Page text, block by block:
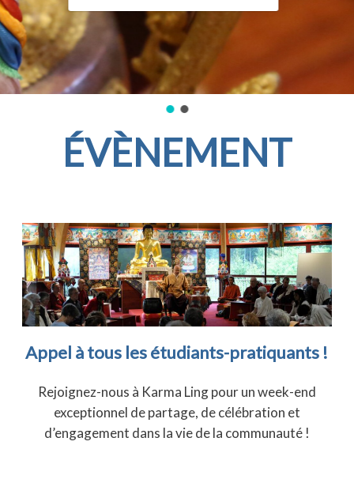
ÉVÈNEMENT
Appel à tous les étudiants-pratiquants !
Rejoignez-nous à Karma Ling pour un week-end
exceptionnel de partage, de célébration et
d’engagement dans la vie de la communauté !